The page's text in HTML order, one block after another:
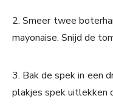
2. Smeer twee
mayonaise. Snijd de
3. Bak de spek in een
plakjes spek uitlekken